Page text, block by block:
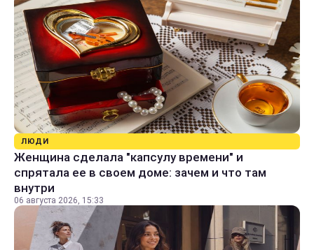
ЛЮДИ
Женщина сделала "капсулу времени" и
спрятала ее в своем доме: зачем и что там
внутри
06 августа 2026, 15:33